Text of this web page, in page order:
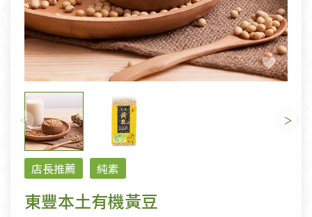
店長推薦 純素
東豐本土有機黃豆